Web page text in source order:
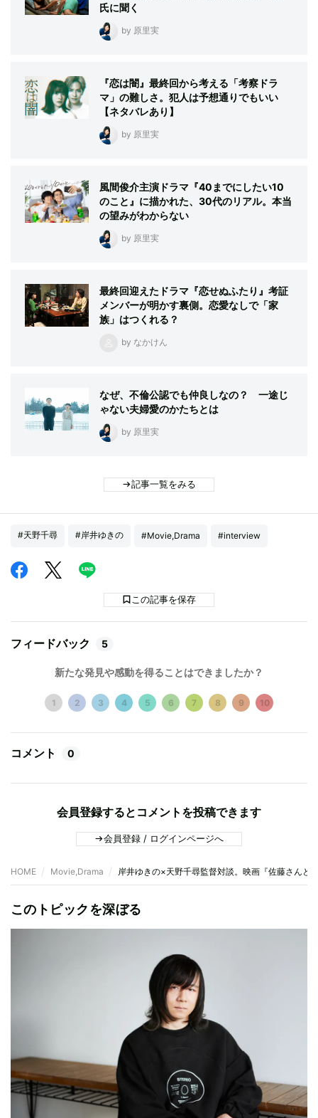
氏に聞く
by 原里実
『恋は闇』最終回から考える「考察ドラ
マ」の難しさ。犯人は予想通りでもいい
【ネタバレあり】
by 原里実
風間俊介主演ドラマ『40までにしたい10
のこと』に描かれた、30代のリアル。本当
の望みがわからない
by 原里実
最終回迎えたドラマ『恋せぬふたり』考証
メンバーが明かす裏側。恋愛なしで「家
族」はつくれる？
by なかけん
なぜ、不倫公認でも仲良しなの？ 一途じ
ゃない夫婦愛のかたちとは
by 原里実
記事一覧をみる
#天野千尋 #岸井ゆきの #Movie,Drama #interview
この記事を保存
フィードバック 5
新たな発見や感動を得ることはできましたか？
1 2 3 4 5 6 7 8 9 10
コメント 0
会員登録するとコメントを投稿できます
会員登録 / ログインページへ
HOME Movie,Drama 岸井ゆきの×天野千尋監督対談。映画『佐藤さんと
このトピックを深ぼる